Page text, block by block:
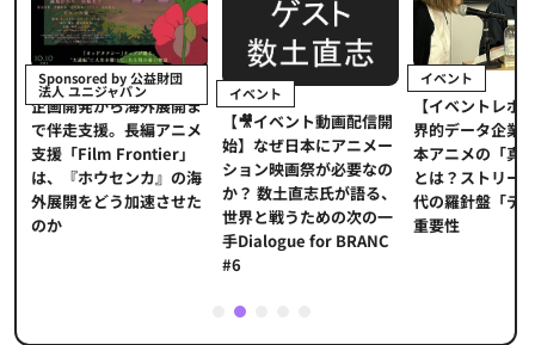
Sponsored by 公益財団
法人 ユニジャパン
企画開発から海外展開ま
で伴走支援。長編アニメ
支援「Film Frontier」
は、『ホウセンカ』の海
外展開をどう加速させた
のか
イベント
【🎥イベント動画配信開
始】なぜ日本にアニメー
ション映画祭が必要なの
か？ 数土直志氏が語る、
世界と戦うための次の一
手Dialogue for BRANC
#6
イベント
【イベントレポ
界的データ企業
本アニメの「真
とは？ストリー
代の羅針盤「デ
重要性
2